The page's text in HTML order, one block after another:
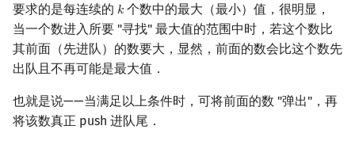
狄利克雷卷积
杜教筛
拟阵
Berlekamp–Massey 算法
图的着色
网络流
图的匹配
要求的是每连续的 𝑘
k 个数中的最大（最小）值，很明显，
当一个数进入所要 "寻找" 最大值的范围中时，若这个数比
其前面（先进队）的数要大，显然，前面的数会比这个数先
出队且不再可能是最大值．
也就是说——当满足以上条件时，可将前面的数 "弹出"，再
将该数真正 push 进队尾．